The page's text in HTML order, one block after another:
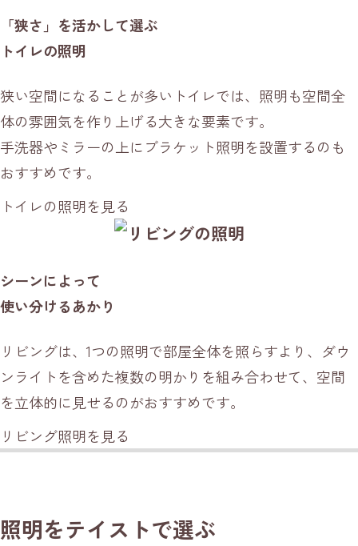
「狭さ」を活かして選ぶ
トイレの照明
狭い空間になることが多いトイレでは、照明も空間全
体の雰囲気を作り上げる大きな要素です。
手洗器やミラーの上にブラケット照明を設置するのも
おすすめです。
トイレの照明を見る
シーンによって
使い分けるあかり
リビングは、1つの照明で部屋全体を照らすより、ダウ
ンライトを含めた複数の明かりを組み合わせて、空間
を立体的に見せるのがおすすめです。
リビング照明を見る
照明をテイストで選ぶ